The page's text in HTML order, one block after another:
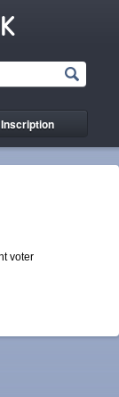
Inscription
voter